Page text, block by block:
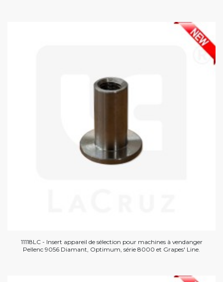
11118LC - Insert appareil de sélection pour machines à vendanger
Pellenc 9056 Diamant, Optimum, série 8000 et Grapes' Line.